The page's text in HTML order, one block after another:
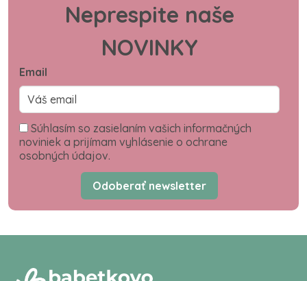
Neprespite naše
NOVINKY
Email
Súhlasím so zasielaním vašich informačných
noviniek a prijímam vyhlásenie o ochrane
osobných údajov.
Odoberať newsletter